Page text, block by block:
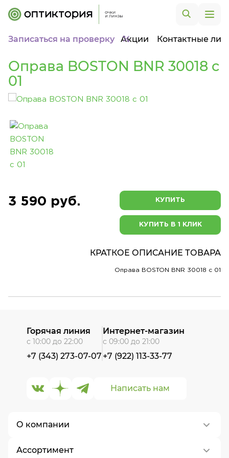
Записаться на проверку Акции Контактные
Оправа BOSTON BNR 30018 c
01
3 590 руб. КУПИТЬ
КУПИТЬ В 1 КЛИК
КРАТКОЕ ОПИСАНИЕ ТОВАРА
Оправа BOSTON BNR 30018 c 01
О компании
О нас
Ассортимент
Написать нам
Горячая линия
с 10:00 до 22:00
+7 (343) 273-07-07
Интернет-магазин
с 09:00 до 21:00
+7 (922) 113-33-77